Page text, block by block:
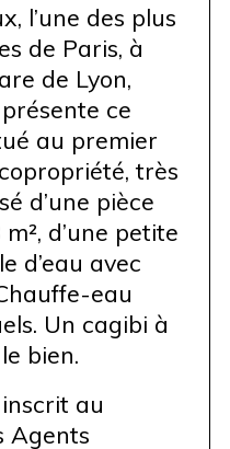
l’une des plus
de Paris, à
de Lyon,
ce
au premier
très
d’une pièce
d’une petite
d’eau avec
eau
Un cagibi à
bien.
au
Agents